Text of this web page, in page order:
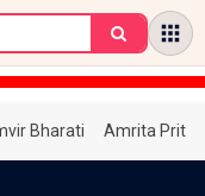
Bharati Amrita